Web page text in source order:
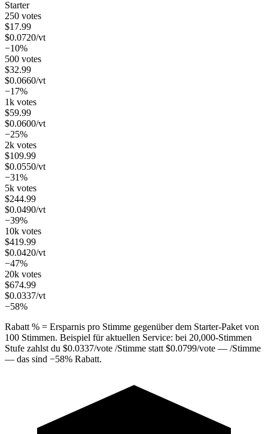
Starter
250 votes
$17.99
$0.0720/vt
−10%
500 votes
$32.99
$0.0660/vt
−17%
1k votes
$59.99
$0.0600/vt
−25%
2k votes
$109.99
$0.0550/vt
−31%
5k votes
$244.99
$0.0490/vt
−39%
10k votes
$419.99
$0.0420/vt
−47%
20k votes
$674.99
$0.0337/vt
−58%
Rabatt % = Ersparnis pro Stimme gegenüber dem Starter-Paket von
100 Stimmen. Beispiel für aktuellen Service: bei 20,000-Stimmen
Stufe zahlst du $0.0337/vote /Stimme statt $0.0799/vote — /Stimme
— das sind −58% Rabatt.